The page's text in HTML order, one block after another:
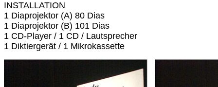
INSTALLATION
1 Diaprojektor (A) 80 Dias
1 Diaprojektor (B) 101 Dias
1 CD-Player / 1 CD / Lautsprecher
1 Diktiergerät / 1 Mikrokassette